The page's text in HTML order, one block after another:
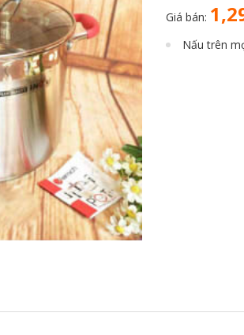
Giá bán:
Nấu trên